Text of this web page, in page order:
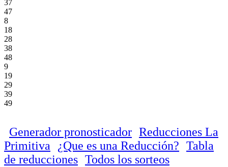
37
47
8
18
28
38
48
9
19
29
39
49
Generador pronosticador Reducciones La
Primitiva
¿Que es una Reducción? Tabla
de reducciones Todos los sorteos